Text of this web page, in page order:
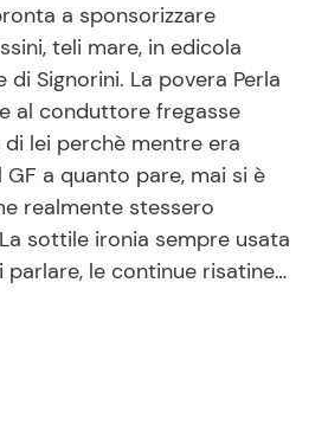
Le Ricette in TV
Primi Piatti
Ricette Facili e Veloci
Ricette Feste
a sponsorizzare
teli mare, in edicola
di Signorini. La povera Perla
al conduttore fregasse
lei perchè mentre era
a quanto pare, mai si è
realmente stessero
sottile ironia sempre usata
le continue risatine…